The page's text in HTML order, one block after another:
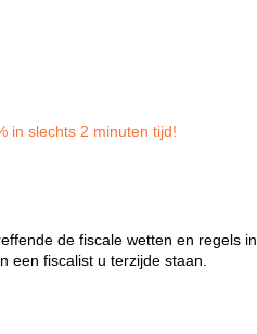
in slechts 2 minuten tijd!
de fiscale wetten en regels in
een fiscalist u terzijde staan.